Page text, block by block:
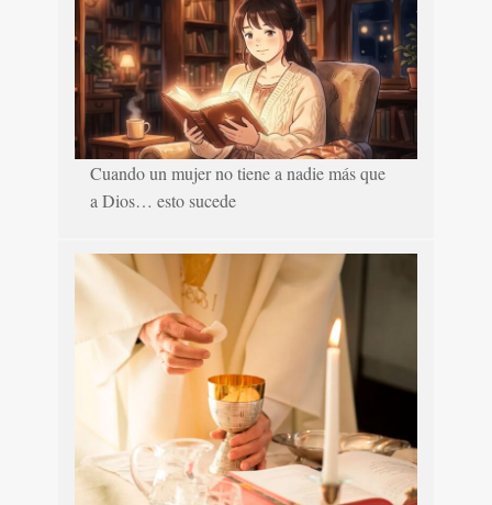
Cuando un mujer no tiene a nadie más que
a Dios… esto sucede